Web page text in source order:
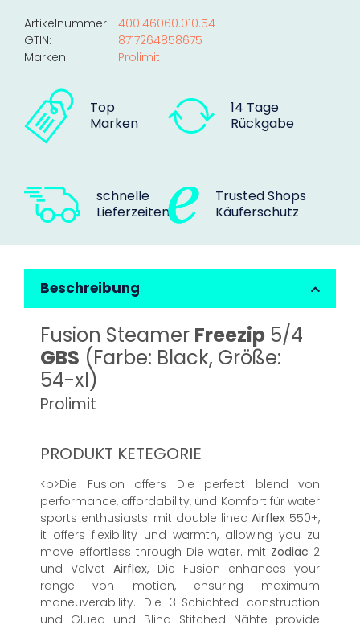
Artikelnummer: 400.46060.010.54
GTIN:
8717264858675
Marken:
Prolimit
Top
Marken
14 Tage
Rückgabe
schnelle
Lieferzeiten
Trusted Shops
Käuferschutz
Beschreibung
Fusion Steamer Freezip 5/4
GBS (Farbe: Black, Größe:
54-xl)
Prolimit
PRODUKT KETEGORIE
<p>Die Fusion offers Die perfect blend von
performance, affordability, und Komfort für water
sports enthusiasts. mit double linedAirflex 550+,
it offers flexibility und warmth, allowing you zu
move effortless through Die water. mit Zodiac 2
und VelvetAirflex, Die Fusion enhances your
range von motion, ensuring maximum
maneuverability. Die 3-Schichted construction
und Glued und Blind Stitched Nähte provide